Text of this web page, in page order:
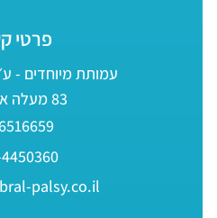
פרטי
עמותת מיוחדים - ע״ר
83 מעלה אדומים
palsy.co.il